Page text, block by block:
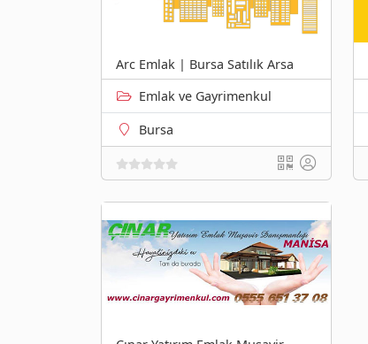
Arc Emlak | Bursa Satılık Arsa
Emlak ve Gayrimenkul
Bursa